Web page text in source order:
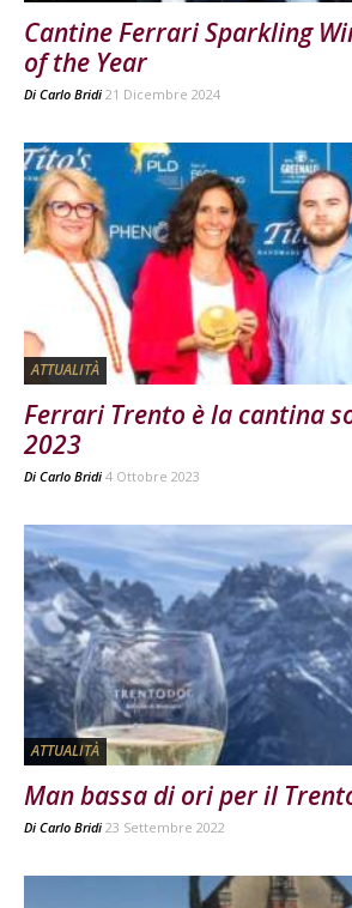
Cantine Ferrari Sparkling
of the Year
Di Carlo Bridi 21 Dicembre 2024
ATTUALITÀ
Ferrari Trento è la cantina
2023
Di Carlo Bridi 4 Ottobre 2023
ATTUALITÀ
Man bassa di ori per il
Di Carlo Bridi 23 Settembre 2022